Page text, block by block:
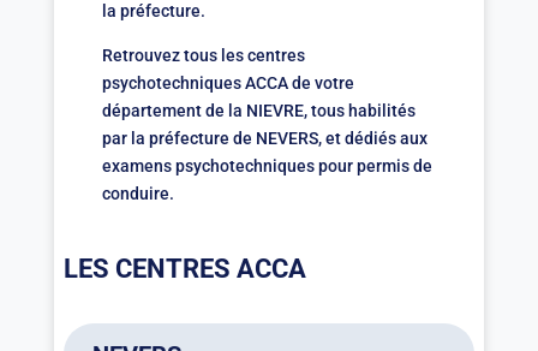
la préfecture.
Retrouvez tous les centres
psychotechniques ACCA de votre
département de la NIEVRE, tous habilités
par la préfecture de NEVERS, et dédiés aux
examens psychotechniques pour permis de
conduire.
LES CENTRES ACCA